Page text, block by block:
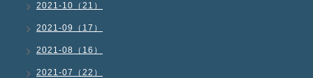
2021-10（21）
2021-09（17）
2021-08（16）
2021-07（22）